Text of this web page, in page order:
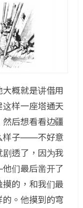
概就是讲借用
样一座塔通天
后想看看边疆
样子——不好意
透了，因为我
们最后凿开了
的，和我们最
。他摸到的穹